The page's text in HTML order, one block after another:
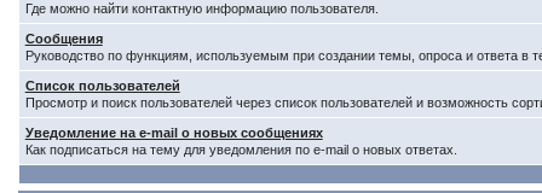
Где можно найти контактную информацию пользователя.
Сообщения
Руководство по функциям, используемым при создании темы, опроса и ответа в
Список пользователей
Просмотр и поиск пользователей через список пользователей и возможность
Уведомление на e-mail о новых сообщениях
Как подписаться на тему для уведомления по e-mail о новых ответах.